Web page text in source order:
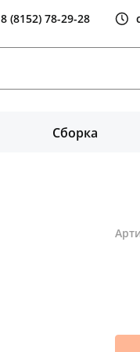
8 (8152) 78-29-28
Сборка